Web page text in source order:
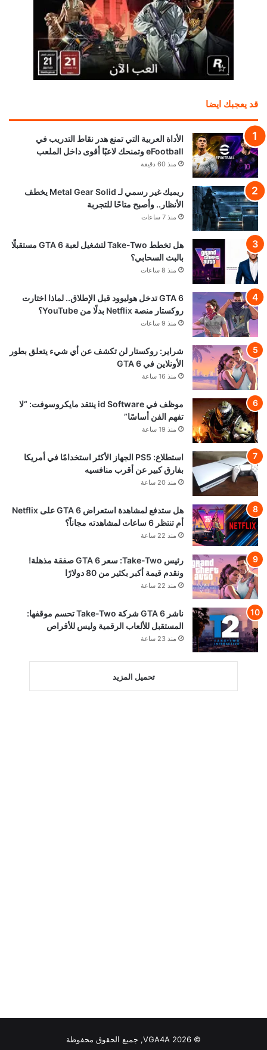
قد يعجبك ايضا
الأداة العربية التي تمنع هدر نقاط التدريب في
eFootball وتمنحك لاعبًا أقوى داخل الملعب
منذ 60 دقيقة
ريميك غير رسمي لـ Metal Gear Solid يخطف
الأنظار.. وأصبح متاحًا للتجربة
منذ 7 ساعات
هل تخطط Take-Two لتشغيل لعبة GTA 6 مستقبلًا
بالبث السحابي؟
منذ 8 ساعات
GTA 6 تدخل هوليوود قبل الإطلاق.. لماذا اختارت
روكستار منصة Netflix بدلًا من YouTube؟
منذ 9 ساعات
شراير: روكستار لن تكشف عن أي شيء يتعلق بطور
الأونلاين في GTA 6
منذ 16 ساعة
موظف في id Software ينتقد مايكروسوفت: “لا
تفهم الفن أساسًا”
منذ 19 ساعة
استطلاع: PS5 الجهاز الأكثر استخدامًا في أمريكا
بفارق كبير عن أقرب منافسيه
منذ 20 ساعة
هل ستدفع لمشاهدة استعراض GTA 6 على Netflix
أم تنتظر 6 ساعات لمشاهدته مجاناً؟
منذ 22 ساعة
رئيس Take-Two: سعر GTA 6 صفقة مذهلة!
ونقدم قيمة أكبر بكثير من 80 دولارًا
منذ 22 ساعة
ناشر GTA 6 شركة Take-Two تحسم موقفها:
المستقبل للألعاب الرقمية وليس للأقراص
منذ 23 ساعة
تحميل المزيد
© VGA4A 2026, جميع الحقوق محفوظة